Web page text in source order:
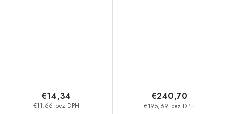
€11,66 bez DPH
€14,34
€195,69 bez DPH
€240,70